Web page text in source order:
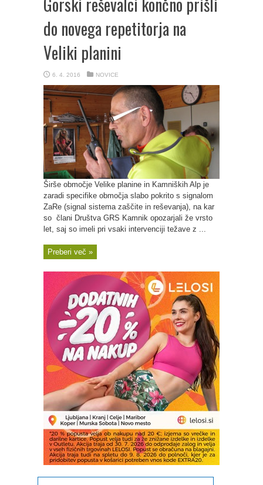
do novega repetitorja na
Veliki planini
6. 4. 2016 NOVICE
Širše območje Velike planine in Kamniških Alp je
zaradi specifike območja slabo pokrito s signalom
ZaRe (signal sistema zaščite in reševanja), na kar
so člani Društva GRS Kamnik opozarjali že vrsto
let, saj so imeli pri vsaki intervenciji težave z ...
Preberi več »